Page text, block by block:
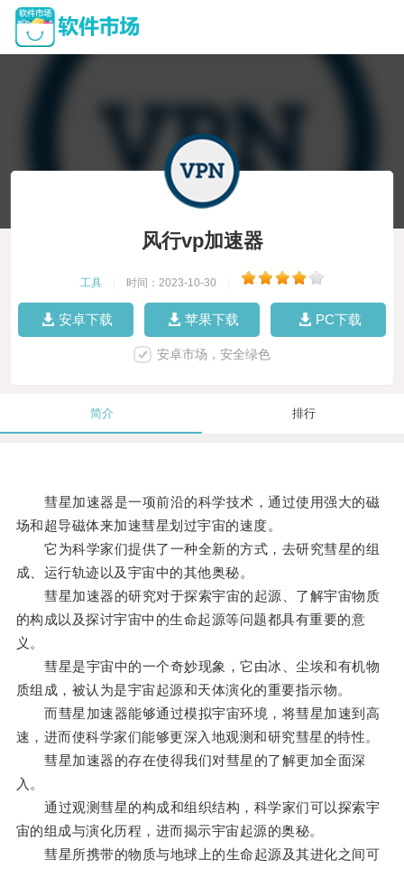
风行vp加速器
工具 时间：2023-10-30
安卓下载 苹果下载 PC下载
安卓市场，安全绿色
简介 排行
彗星加速器是一项前沿的科学技术，通过使用强大的磁
场和超导磁体来加速彗星划过宇宙的速度。
它为科学家们提供了一种全新的方式，去研究彗星的组
成、运行轨迹以及宇宙中的其他奥秘。
彗星加速器的研究对于探索宇宙的起源、了解宇宙物质
的构成以及探讨宇宙中的生命起源等问题都具有重要的意
义。
彗星是宇宙中的一个奇妙现象，它由冰、尘埃和有机物
质组成，被认为是宇宙起源和天体演化的重要指示物。
而彗星加速器能够通过模拟宇宙环境，将彗星加速到高
速，进而使科学家们能够更深入地观测和研究彗星的特性。
彗星加速器的存在使得我们对彗星的了解更加全面深
入。
通过观测彗星的构成和组织结构，科学家们可以探索宇
宙的组成与演化历程，进而揭示宇宙起源的奥秘。
彗星所携带的物质与地球上的生命起源及其进化之间可